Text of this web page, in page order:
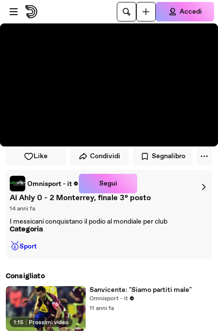
Vai al lettore
Passa al contenuto principale
Accedi
Like Condividi Segnalibro
Omnisport - it Segui
Al Ahly 0 - 2 Monterrey, finale 3° posto
14 anni fa
I messicani conquistano il podio al mondiale per club
Categoria
🥇Sport
Consigliato
1:15 Prossimi video
Sanvicente: "Siamo partiti male"
Omnisport - it
11 anni fa